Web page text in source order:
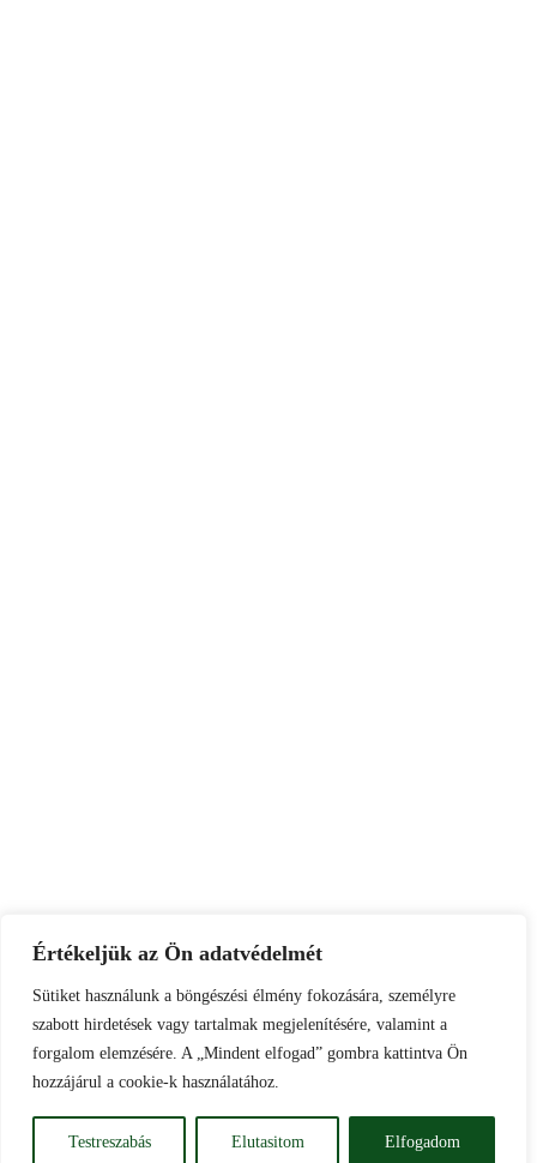
Értékeljük az Ön adatvédelmét
Sütiket használunk a böngészési élmény fokozására, személyre
szabott hirdetések vagy tartalmak megjelenítésére, valamint a
forgalom elemzésére. A „Mindent elfogad” gombra kattintva Ön
hozzájárul a cookie-k használatához.
Testreszabás Elutasitom Elfogadom